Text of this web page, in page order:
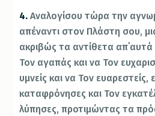
4. Αναλογίσου τώρα την
απέναντι στον Πλάστη σου,
ακριβώς τα αντίθετα
Τον αγαπάς και να Τον
υμνείς και να Τον ευαρεστείς,
καταφρόνησες και Τον
λύπησες, προτιμώντας τα